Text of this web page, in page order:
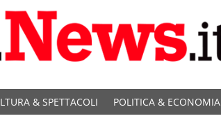
& SPETTACOLI POLITICA & ECONOMIA